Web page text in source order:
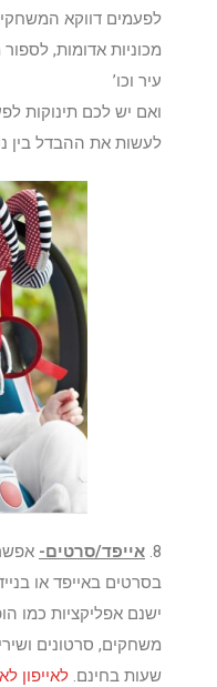
לפעמים דווקא
מכוניות אדומות,
עיר וכו’
ואם יש לכם תינוקות
לעשות את ההבדל בין
8. אייפד/סרטים-
בסרטים באייפד או
ישנם אפליקציות כמו
שעות בחינם. לאייפון